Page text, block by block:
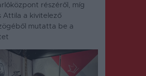
részéről, míg
Attila a kivitelező
mutatta be a